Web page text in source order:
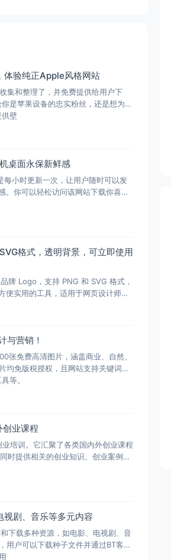
验纯正Apple风格网站
集和整理了，并免费提供给用户下
是苹果设备的忠实粉丝，还是想为设
壁
桌面永保新鲜感
小时更新一次，让用户随时可以发
你可以轻松访问该网站下载你喜欢
格式，透明背景，可立即使用
牌 Logo，支持 PNG 和 SVG 格式，
实用的工具，适用于网页设计师、
与营销！
张免费高清图片，涵盖商业、自然、
均免版税授权，且网站支持关键词搜
等。
业课程
培训。它汇聚了各类国内外创业课程
时提供相关的创业知识、创业案例、
剧、音乐等多元内容
下载多种资源，如电影、电视剧、音
用户可以下载种子文件并通过BT客户